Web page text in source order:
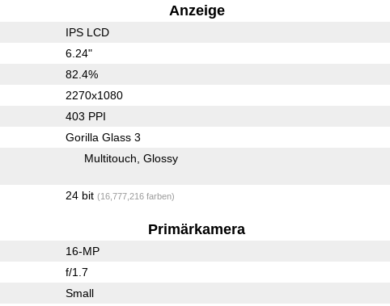
Anzeige
IPS LCD
6.24"
82.4%
2270x1080
403 PPI
Gorilla Glass 3
Multitouch Glossy
24 bit (16,777,216 farben)
Primärkamera
16-MP
f/1.7
Small